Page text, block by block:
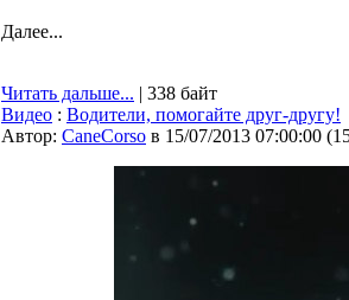
Далее...
Читать дальше... | 338 байт
Видео : Водители, помогайте друг-другу!
Автор: CaneCorso в 15/07/2013 07:00:00 (